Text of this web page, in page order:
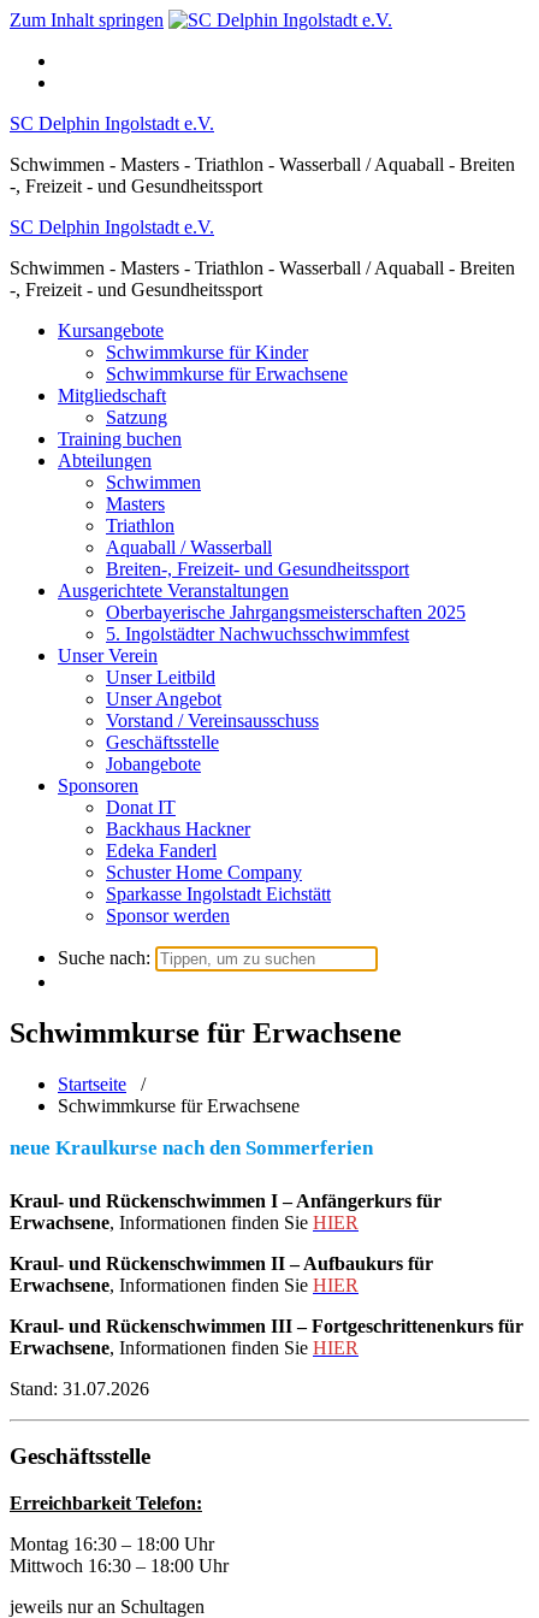
Zum Inhalt springen
SC Delphin Ingolstadt e.V.
Schwimmen - Masters - Triathlon - Wasserball / Aquaball - Breiten
-, Freizeit - und Gesundheitssport
SC Delphin Ingolstadt e.V.
Schwimmen - Masters - Triathlon - Wasserball / Aquaball - Breiten
-, Freizeit - und Gesundheitssport
Kursangebote
Schwimmkurse für Kinder
Schwimmkurse für Erwachsene
Mitgliedschaft
Satzung
Training buchen
Abteilungen
Schwimmen
Masters
Triathlon
Aquaball / Wasserball
Breiten-, Freizeit- und Gesundheitssport
Ausgerichtete Veranstaltungen
Oberbayerische Jahrgangsmeisterschaften 2025
5. Ingolstädter Nachwuchsschwimmfest
Unser Verein
Unser Leitbild
Unser Angebot
Vorstand / Vereinsausschuss
Geschäftsstelle
Jobangebote
Sponsoren
Donat IT
Backhaus Hackner
Edeka Fanderl
Schuster Home Company
Sparkasse Ingolstadt Eichstätt
Sponsor werden
Suche nach:
Schwimmkurse für Erwachsene
Startseite /
Schwimmkurse für Erwachsene
neue Kraulkurse nach den Sommerferien
Kraul- und Rückenschwimmen I – Anfängerkurs für
Erwachsene, Informationen finden Sie HIER
Kraul- und Rückenschwimmen II – Aufbaukurs für
Erwachsene, Informationen finden Sie HIER
Kraul- und Rückenschwimmen III – Fortgeschrittenenkurs für
Erwachsene, Informationen finden Sie HIER
Stand: 31.07.2026
Geschäftsstelle
Erreichbarkeit Telefon:
Montag 16:30 – 18:00 Uhr
Mittwoch 16:30 – 18:00 Uhr
jeweils nur an Schultagen